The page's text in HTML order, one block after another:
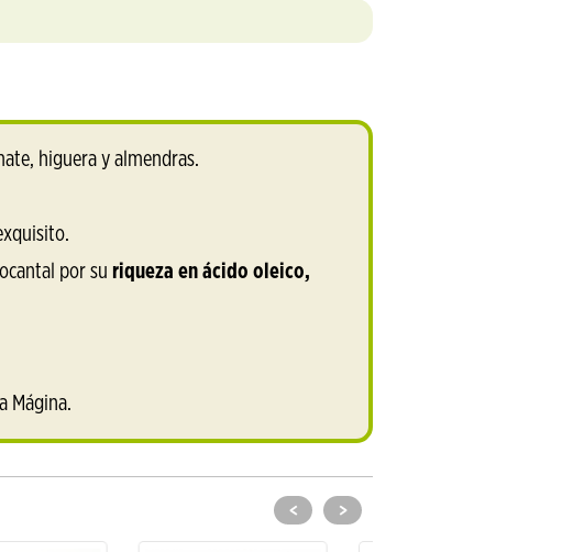
higuera y almendras.
por su riqueza en ácido oleico,
Mágina.
< >